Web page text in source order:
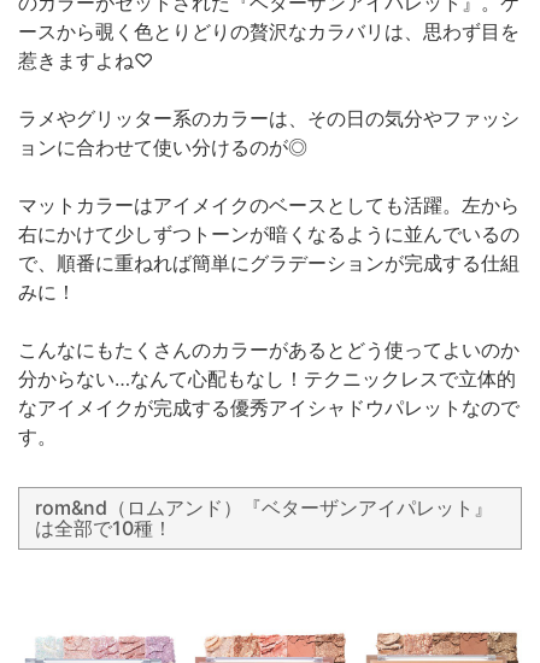
ースから覗く色とりどりの贅沢なカラバリは、思わず目を
惹きますよね♡
ラメやグリッター系のカラーは、その日の気分やファッシ
ョンに合わせて使い分けるのが◎
マットカラーはアイメイクのベースとしても活躍。左から
右にかけて少しずつトーンが暗くなるように並んでいるの
で、順番に重ねれば簡単にグラデーションが完成する仕組
みに！
こんなにもたくさんのカラーがあるとどう使ってよいのか
分からない…なんて心配もなし！テクニックレスで立体的
なアイメイクが完成する優秀アイシャドウパレットなので
す。
rom&nd（ロムアンド）『ベターザンアイパレット』
は全部で10種！